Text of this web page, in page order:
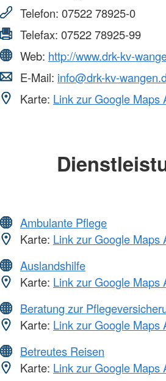
Telefon: 07522 78925-0
Telefax: 07522 78925-99
Web: http://www.drk-kv-
E-Mail: info@drk-kv-
Karte: Link zur Google Maps
Ambulante Pflege
Karte: Link zur Google Maps
Auslandshilfe
Karte: Link zur Google Maps
Beratung zur
Karte: Link zur Google Maps
Betreutes Reisen
Karte: Link zur Google Maps